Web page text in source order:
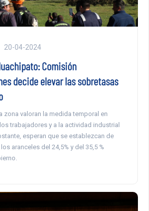
20-04-2024
Comisión
decide elevar las sobretasas
zona valoran la medida temporal en
trabajadores y a la actividad industrial
esperan que se establezcan de
aranceles del 24,5% y del 35,5 %